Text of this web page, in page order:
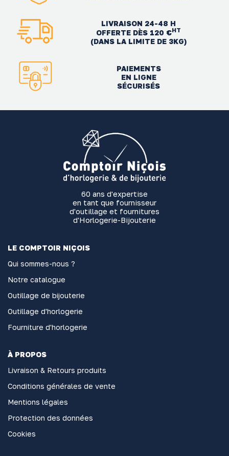
LIVRAISON 24-48 H
OFFERTE DÈS 120 €HT
(DANS LA LIMITE DE 3KG)
PAIEMENTS
EN LIGNE
SÉCURISÉS
60 ans d'expertise
en tant que fournisseur
d'outillage et fournitures
d'Horlogerie-Bijouterie
LE COMPTOIR NIÇOIS
Qui sommes-nous ?
Notre catalogue
Outillage de bijouterie
Outillage d'horlogerie
Fourniture d'horlogerie
À PROPOS
Livraison & Retours produits
Conditions générales de vente
Mentions légales
Protection des données
Cookies